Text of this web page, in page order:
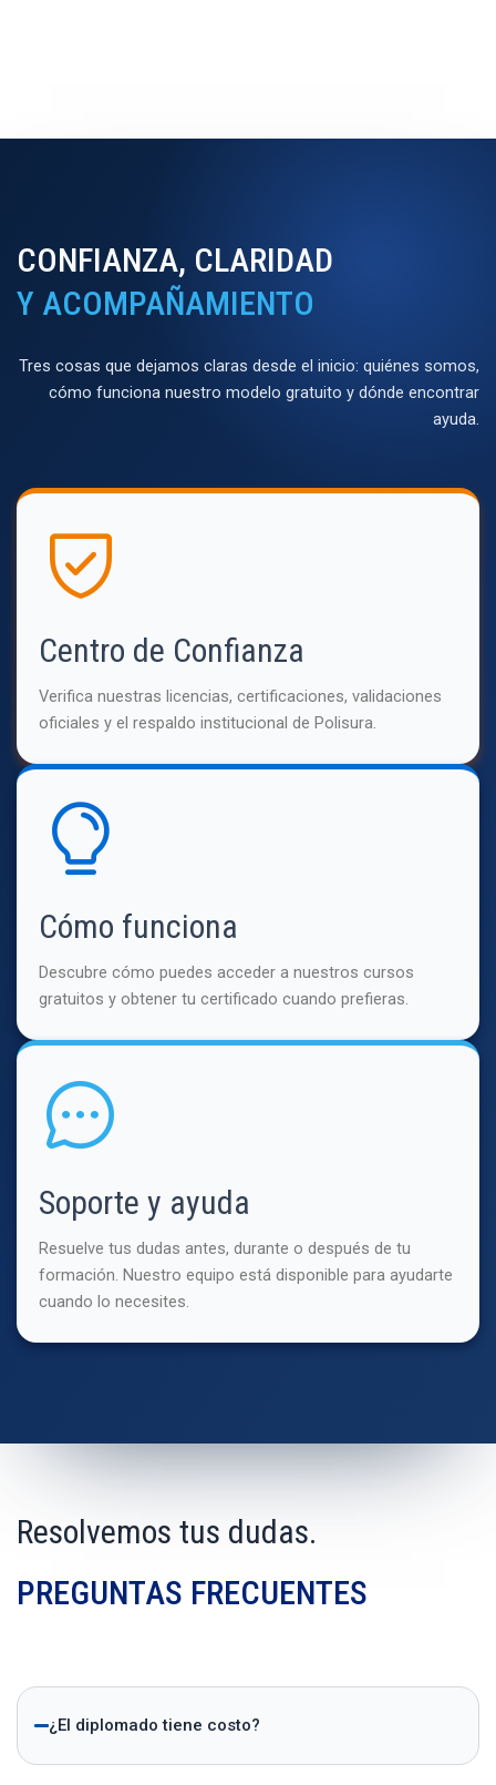
CONFIANZA, CLARIDAD
Y ACOMPAÑAMIENTO
Tres cosas que dejamos claras desde el inicio: quiénes somos,
cómo funciona nuestro modelo gratuito y dónde encontrar
ayuda.
Centro de Confianza
Verifica nuestras licencias, certificaciones, validaciones
oficiales y el respaldo institucional de Polisura.
Cómo funciona
Descubre cómo puedes acceder a nuestros cursos
gratuitos y obtener tu certificado cuando prefieras.
Soporte y ayuda
Resuelve tus dudas antes, durante o después de tu
formación. Nuestro equipo está disponible para ayudarte
cuando lo necesites.
Resolvemos tus dudas.
PREGUNTAS FRECUENTES
¿El diplomado tiene costo?